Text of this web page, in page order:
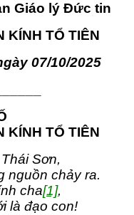
Giáo lý Đức tin
KÍNH TỔ TIÊN
07/10/2025
KÍNH TỔ TIÊN
Sơn,
nguồn chảy ra.
cha[1],
là đạo con!